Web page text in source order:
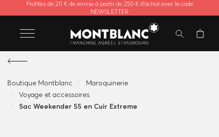
Profitez de 20 € de remise à partir de 250 € d'achat avec le code
NEWSLETTER
Boutique Montblanc
Maroquinerie
Voyage et accessoires
Sac Weekender 55 en Cuir Extreme